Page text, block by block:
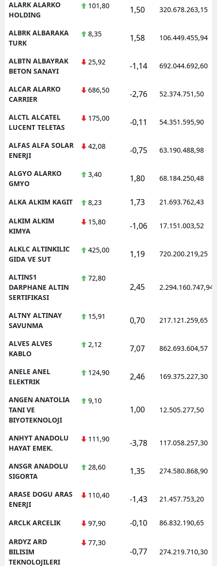
ALARK ALARKO
HOLDING
101,80 1,50 320.678.263,15
ALBRK ALBARAKA
TURK
8,35 1,58 106.449.455,94
ALBTN ALBAYRAK
BETON SANAYI
25,92 -1,14 692.044.692,60
ALCAR ALARKO
CARRIER
686,50 -2,76 52.374.751,50
ALCTL ALCATEL
LUCENT TELETAS
175,00 -0,11 54.351.595,90
ALFAS ALFA SOLAR
ENERJI
42,08 -0,75 63.190.488,98
ALGYO ALARKO
GMYO
3,40 1,80 68.184.250,48
ALKA ALKIM KAGIT 8,23 1,73 21.693.762,43
ALKIM ALKIM
KIMYA
15,80 -1,06 17.151.003,52
ALKLC ALTINKILIC
GIDA VE SUT
425,00 1,19 720.200.219,25
ALTINS1
DARPHANE ALTIN
SERTIFIKASI
72,80
2,45 2.294.160.747,94
ALTNY ALTINAY
SAVUNMA
15,91 0,70 217.121.259,65
ALVES ALVES
KABLO
2,12 7,07 862.693.604,57
ANELE ANEL
ELEKTRIK
124,90 2,46 169.375.227,30
ANGEN ANATOLIA
TANI VE
BIYOTEKNOLOJI
9,10
1,00 12.505.277,50
ANHYT ANADOLU
HAYAT EMEK.
111,90 -3,78 117.058.257,30
ANSGR ANADOLU
SIGORTA
28,60 1,35 274.580.868,90
ARASE DOGU ARAS
ENERJI
110,40 -1,43 21.457.753,20
ARCLK ARCELIK 97,90 -0,10 86.832.190,65
ARDYZ ARD
BILISIM
TEKNOLOJILERI
77,30
-0,77 274.219.710,30